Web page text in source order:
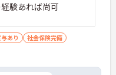
験あれば尚可
あり
社会保険完備